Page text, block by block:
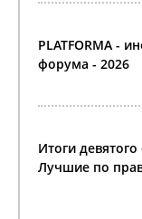
PLATFORMA -
форума - 2026
Итоги
Лучшие по